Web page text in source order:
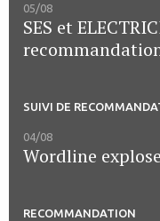
05/08
SES et
SUIVI DE
04/08
Wordline
RECOMMANDATION